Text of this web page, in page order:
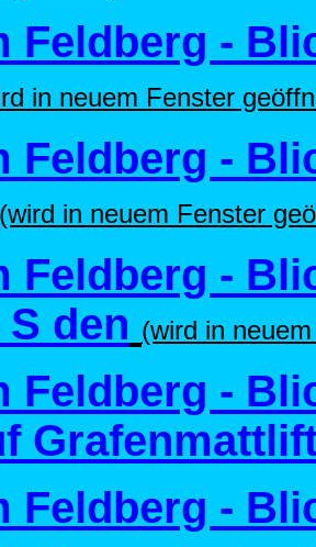
Feldberg -
in neuem Fenster
Feldberg -
(wird in neuem Fenster
Feldberg -
den (wird in
Feldberg -
Feldberg -